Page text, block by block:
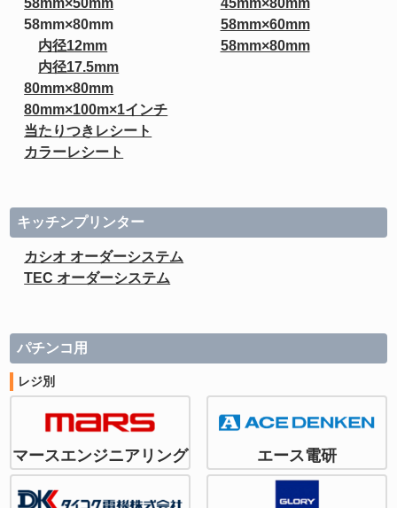
58mm×50mm
58mm×80mm
内径12mm
内径17.5mm
80mm×80mm
80mm×100m×1インチ
当たりつきレシート
カラーレシート
45mm×80mm
58mm×60mm
58mm×80mm
キッチンプリンター
カシオ オーダーシステム
TEC オーダーシステム
パチンコ用
レジ別
マースエンジニアリング エース電研